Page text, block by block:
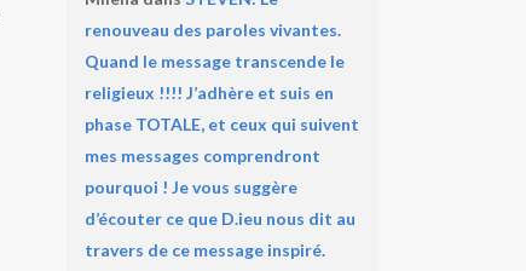
renouveau des paroles vivantes.
Quand le message transcende le
religieux !!!! J’adhère et suis en
phase TOTALE, et ceux qui suivent
mes messages comprendront
pourquoi ! Je vous suggère
d’écouter ce que D.ieu nous dit au
travers de ce message inspiré.